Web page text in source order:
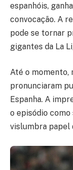
espanhóis,
convocação. A
pode se tornar
gigantes da La
Até o momento,
pronunciaram
Espanha. A
o episódio
vislumbra papel